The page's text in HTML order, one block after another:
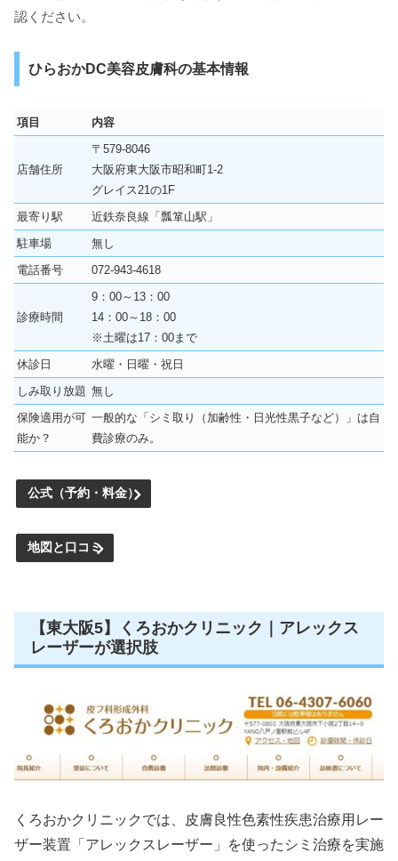
認ください。
ひらおかDC美容皮膚科の基本情報
項目 内容
店舗住所
〒579-8046
大阪府東大阪市昭和町1-2
グレイス21の1F
最寄り駅
近鉄奈良線「瓢箪山駅」
駐車場
無し
電話番号
072-943-4618
診療時間
9：00～13：00
14：00～18：00
※土曜は17：00まで
休診日
水曜・日曜・祝日
しみ取り放題 無し
保険適用が可
能か？
一般的な「シミ取り（加齢性・日光性黒子など）」は自
費診療のみ。
公式（予約・料金）
地図と口コミ
【東大阪5】くろおかクリニック｜アレックス
レーザーが選択肢
くろおかクリニックでは、皮膚良性色素性疾患治療用レー
ザー装置「アレックスレーザー」を使ったシミ治療を実施